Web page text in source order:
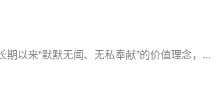
以来“默默无闻、无私奉献”的价值理念，...